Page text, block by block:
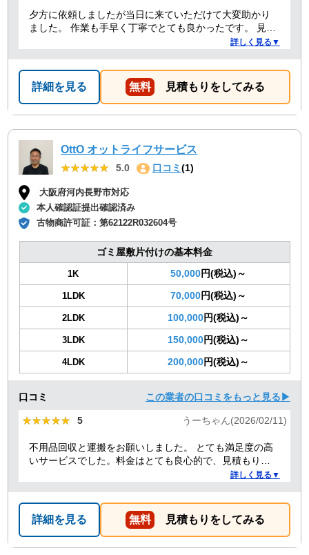
夕方に依頼しましたが当日に来ていただけて大変助かり
ました。 作業も手早く丁寧でとても良かったです。 見積
り金額以上の追加料金もありませんでした。 ありがとう
詳しく見る▼
詳細を見る 無料 見積もりをしてみる
OttO オットライフサービス
★★★★★
★★★★★ 5.0 口コミ (1)
大阪府河内長野市対応
本人確認証提出確認済み
古物商許可証：第62122R032604号
ゴミ屋敷片付けの基本料金
1K 50,000円(税込)～
1LDK 70,000円(税込)～
2LDK 100,000円(税込)～
3LDK 150,000円(税込)～
4LDK 200,000円(税込)～
口コミ この業者の口コミをもっと見る▶
★★★★★
★★★★★ 5 うーちゃん(2026/02/11)
不用品回収と運搬をお願いしました。 とても満足度の高
いサービスでした。料金はとても良心的で、見積もりか
ら作業当日まで終始スムーズ。運び出し・運び込みの作
た。作業の質も人柄も良く、安心して任せられる業者さ
んだと感じました。また機会があったら是非利用させて
いただきます。
詳しく見る▼
詳細を見る 無料 見積もりをしてみる